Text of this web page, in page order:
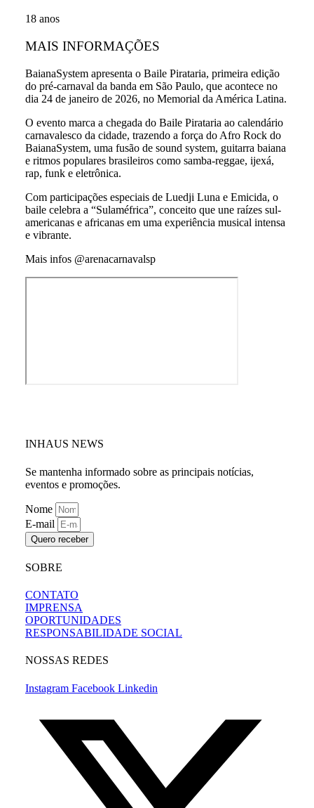
18 anos
MAIS INFORMAÇÕES
BaianaSystem apresenta o Baile Pirataria, primeira edição
do pré-carnaval da banda em São Paulo, que acontece no
dia 24 de janeiro de 2026, no Memorial da América Latina.
O evento marca a chegada do Baile Pirataria ao calendário
carnavalesco da cidade, trazendo a força do Afro Rock do
BaianaSystem, uma fusão de sound system, guitarra baiana
e ritmos populares brasileiros como samba-reggae, ijexá,
rap, funk e eletrônica.
Com participações especiais de Luedji Luna e Emicida, o
baile celebra a “Sulaméfrica”, conceito que une raízes sul-
americanas e africanas em uma experiência musical intensa
e vibrante.
Mais infos @arenacarnavalsp
INHAUS NEWS
Se mantenha informado sobre as principais notícias,
eventos e promoções.
Nome
E-mail
Quero receber
SOBRE
CONTATO
IMPRENSA
OPORTUNIDADES
RESPONSABILIDADE SOCIAL
NOSSAS REDES
Instagram Facebook Linkedin